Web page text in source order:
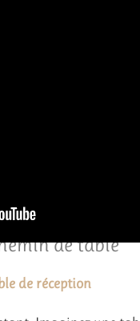
de table
de réception